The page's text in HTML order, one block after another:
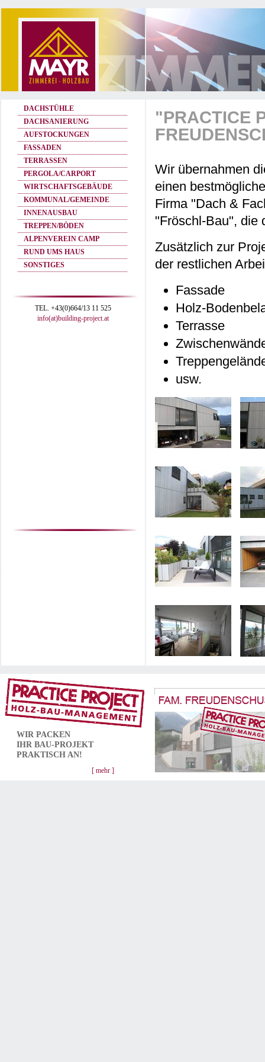
DACHSTÜHLE
DACHSANIERUNG
AUFSTOCKUNGEN
FASSADEN
TERRASSEN
PERGOLA/CARPORT
WIRTSCHAFTSGEBÄUDE
KOMMUNAL/GEMEINDE
INNENAUSBAU
TREPPEN/BÖDEN
ALPENVEREIN CAMP
RUND UMS HAUS
SONSTIGES
TEL. +43(0)664/13 11 525
info(at)building-project.at
"PRACTICE
Wir übernahmen
einen
Firma "Dach &
"Fröschl-Bau", die
Zusätzlich zur
der restlichen
Fassade
Holz-
Terrasse
usw.
WIR PACKEN
IHR BAU-PROJEKT
PRAKTISCH AN!
[ mehr ]